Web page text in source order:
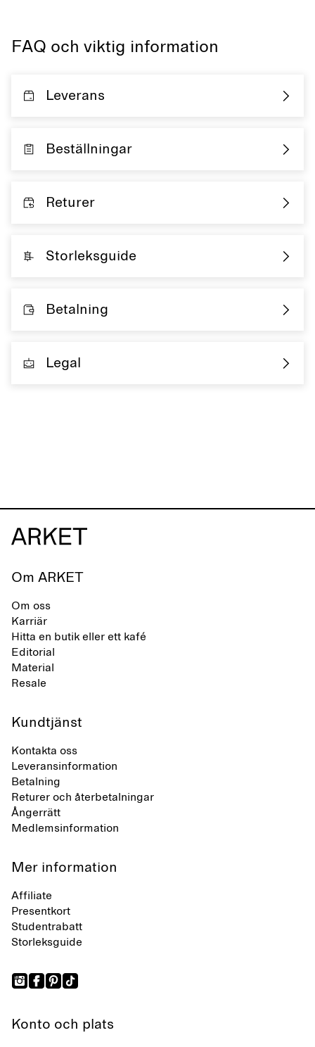
FAQ och viktig information
Leverans
Beställningar
Returer
Storleksguide
Betalning
Legal
Om ARKET
Om oss
Karriär
Hitta en butik eller ett kafé
Editorial
Material
Resale
Kundtjänst
Kontakta oss
Leveransinformation
Betalning
Returer och återbetalningar
Ångerrätt
Medlemsinformation
Mer information
Affiliate
Presentkort
Studentrabatt
Storleksguide
Konto och plats